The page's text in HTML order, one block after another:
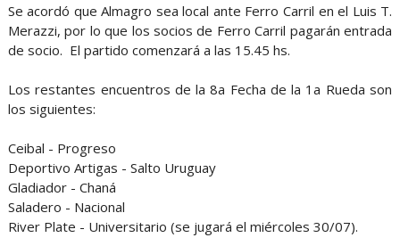
Se acordó que Almagro sea local ante Ferro Carril en el Luis T.
Merazzi, por lo que los socios de Ferro Carril pagarán entrada
de socio. El partido comenzará a las 15.45 hs.
Los restantes encuentros de la 8a Fecha de la 1a Rueda son
los siguientes:
Ceibal - Progreso
Deportivo Artigas - Salto Uruguay
Gladiador - Chaná
Saladero - Nacional
River Plate - Universitario (se jugará el miércoles 30/07).